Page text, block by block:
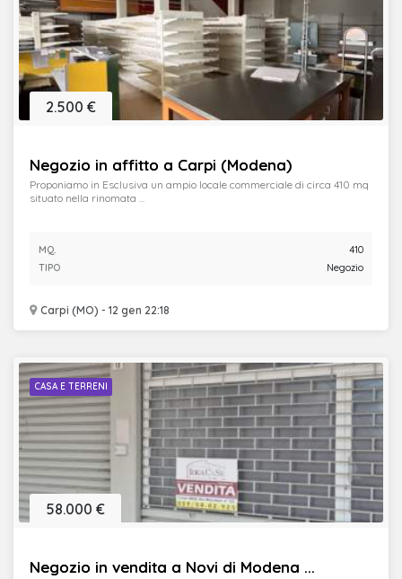
Negozio in affitto a Carpi (Modena)
Carpi (MO) - 12 gen 22:18
2.500 €
Proponiamo in Esclusiva un ampio locale commerciale di circa 410 mq
situato nella rinomata ...
MQ.
410
TIPO
Negozio
CASA E TERRENI
Negozio in vendita a Novi di Modena ...
58.000 €